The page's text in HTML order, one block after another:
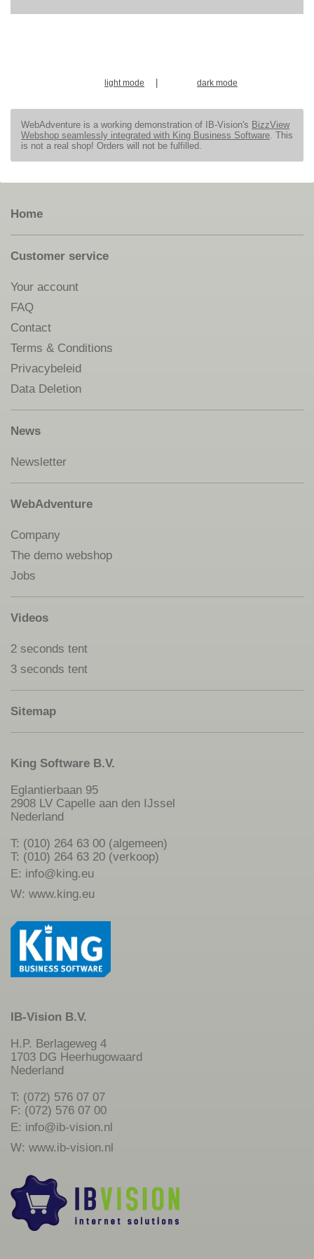
light mode dark mode
WebAdventure is a working demonstration of IB-Vision's BizzView
Webshop seamlessly integrated with King Business Software. This
is not a real shop! Orders will not be fulfilled.
Home
Customer service
Your account
FAQ
Contact
Terms & Conditions
Privacybeleid
Data Deletion
News
Newsletter
WebAdventure
Company
The demo webshop
Jobs
Videos
2 seconds tent
3 seconds tent
Sitemap
King Software B.V.
Eglantierbaan 95
2908 LV Capelle aan den IJssel
Nederland
T: (010) 264 63 00 (algemeen)
T: (010) 264 63 20 (verkoop)
E: info@king.eu
W: www.king.eu
IB-Vision B.V.
H.P. Berlageweg 4
1703 DG Heerhugowaard
Nederland
T: (072) 576 07 07
F: (072) 576 07 00
E: info@ib-vision.nl
W: www.ib-vision.nl